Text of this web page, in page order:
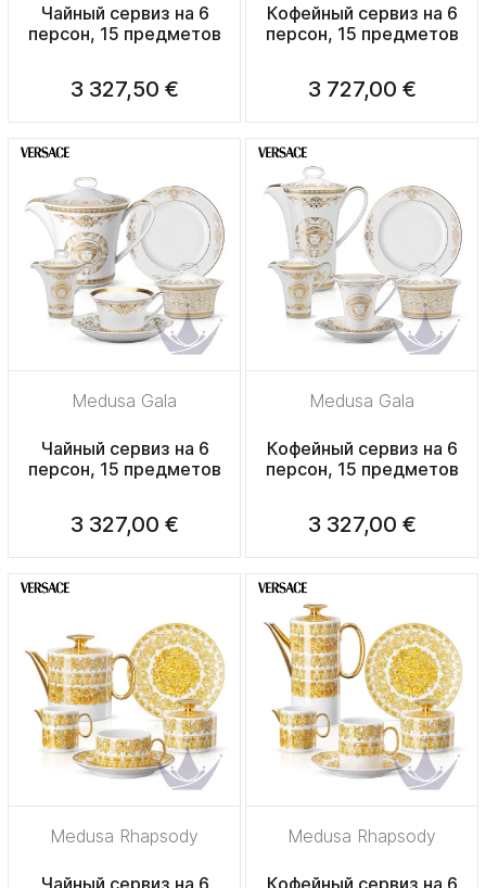
Чайный сервиз на 6
персон, 15 предметов
3 327,50 €
Кофейный сервиз на 6
персон, 15 предметов
3 727,00 €
Medusa Gala
Чайный сервиз на 6
персон, 15 предметов
3 327,00 €
Medusa Gala
Кофейный сервиз на 6
персон, 15 предметов
3 327,00 €
Medusa Rhapsody
Чайный сервиз на 6
Medusa Rhapsody
Кофейный сервиз на 6